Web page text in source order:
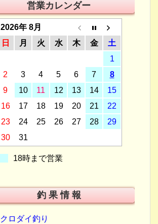
営業カレンダー
2026年 8月
日
月 火 水 木 金
土
1
2
3 4 5 6 7
8
9
10 11 12 13 14
15
16
17 18 19 20 21
22
23
24 25 26 27 28
29
30
31
18時まで営業
釣 果 情 報
クロダイ釣り